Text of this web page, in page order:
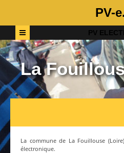
PV-
PV
La
La commune de La Fouillouse (Loire
électronique.